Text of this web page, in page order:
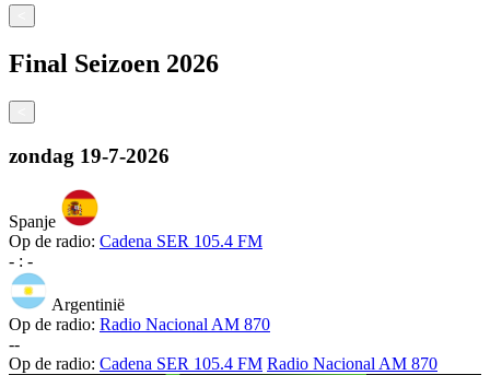
Final Seizoen 2026
zondag 19-7-2026
Spanje
Op de radio: Cadena SER 105.4 FM
- : -
Argentinië
Op de radio: Radio Nacional AM 870
--
Op de radio: Cadena SER 105.4 FM Radio Nacional AM 870